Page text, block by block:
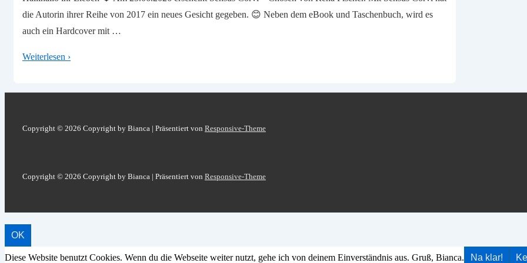
die Autorin ihrer Reihe von 2017 ein neues Gesicht gegeben. 😊 Neben dem eBook und Taschenbuch, wird es
auch ein Hardcover mit …
Buchvorstellung
Weiterlesen ›
Copyright © 2026 Copyright by Bianca | Präsentiert von Responsive-Theme
Copyright © 2026 Copyright by Bianca | Präsentiert von Responsive-Theme
OK
Diese Website benutzt Cookies. Wenn du die Webseite weiter nutzt, gehe ich von deinem Einverständnis aus. Gruß, Bianca. Na klar!